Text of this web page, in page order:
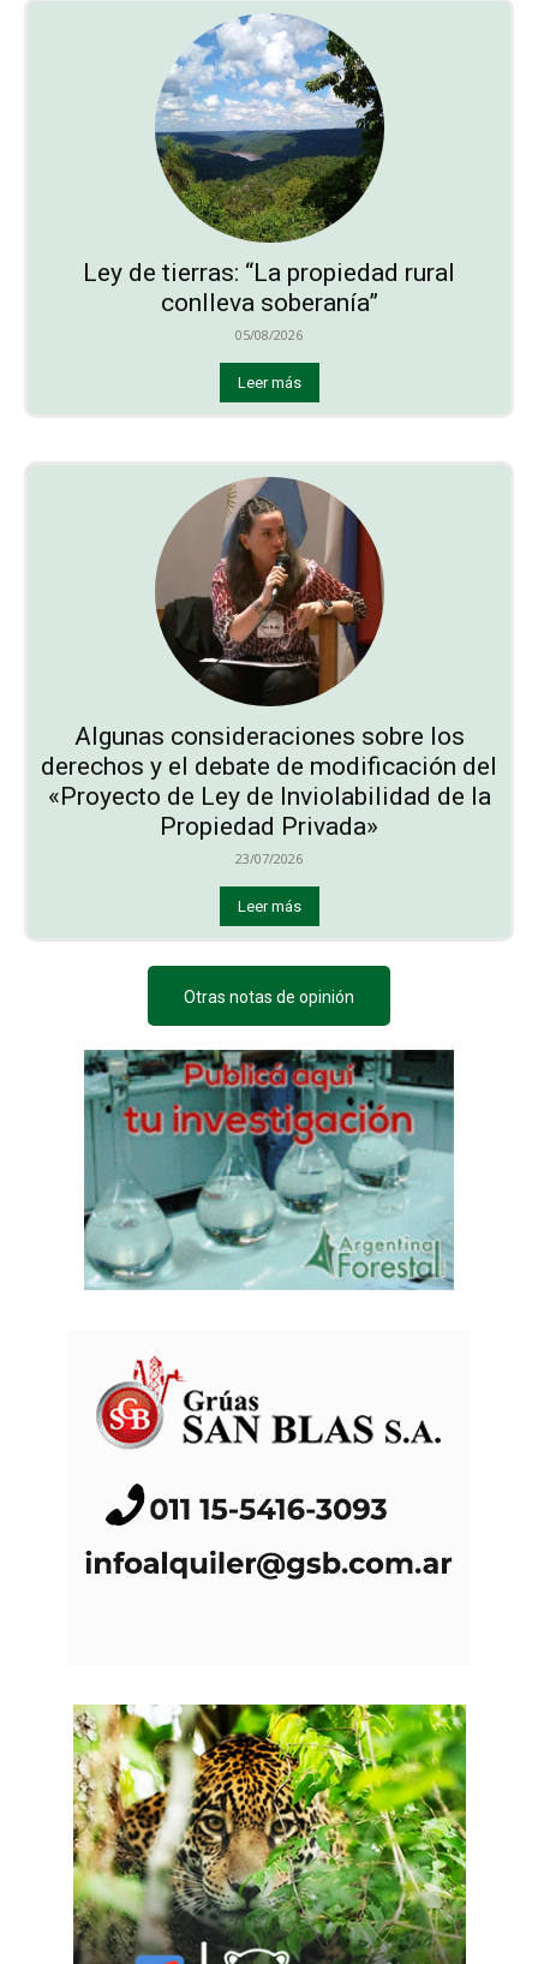
Ley de tierras: “La propiedad rural
conlleva soberanía”
05/08/2026
Leer más
Algunas consideraciones sobre los
derechos y el debate de modificación del
«Proyecto de Ley de Inviolabilidad de la
Propiedad Privada»
23/07/2026
Leer más
Otras notas de opinión